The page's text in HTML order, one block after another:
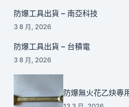
防爆工具出貨 – 南亞科技
3 8 月, 2026
防爆工具出貨 – 台積電
3 8 月, 2026
防爆無火花乙炔專